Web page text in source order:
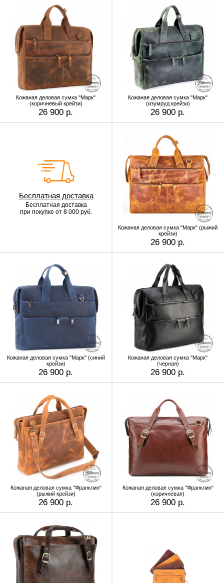
Кожаная деловая сумка "Марк"
(коричневый крейзи)
26 900 р.
Кожаная деловая сумка "Марк"
(изумруд крейзи)
26 900 р.
Бесплатная доставка
Бесплатная доставка
при покупке от 8 000 руб.
Кожаная деловая сумка "Марк" (рыжий
крейзи)
26 900 р.
Кожаная деловая сумка "Марк" (синий
крейзи)
26 900 р.
Кожаная деловая сумка "Марк"
(черная)
26 900 р.
Кожаная деловая сумка "Франклин"
(рыжий крейзи)
26 900 р.
Кожаная деловая сумка "Франклин"
(коричневая)
26 900 р.